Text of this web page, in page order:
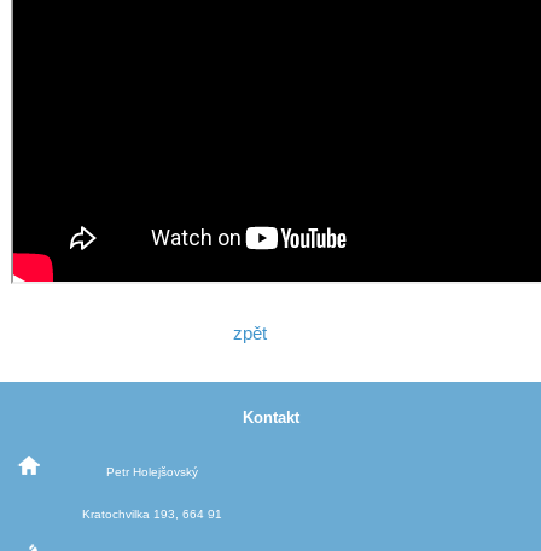
zpět
Kontakt
Petr Holejšovský
Kratochvilka 193, 664 91